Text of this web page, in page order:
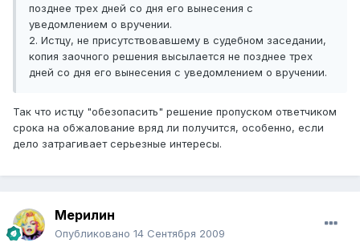
позднее трех дней со дня его вынесения с
уведомлением о вручении.
2. Истцу, не присутствовавшему в судебном заседании,
копия заочного решения высылается не позднее трех
дней со дня его вынесения с уведомлением о вручении.
Так что истцу "обезопасить" решение пропуском ответчиком
срока на обжалование вряд ли получится, особенно, если
дело затрагивает серьезные интересы.
Мерилин
Опубликовано 14 Сентября 2009